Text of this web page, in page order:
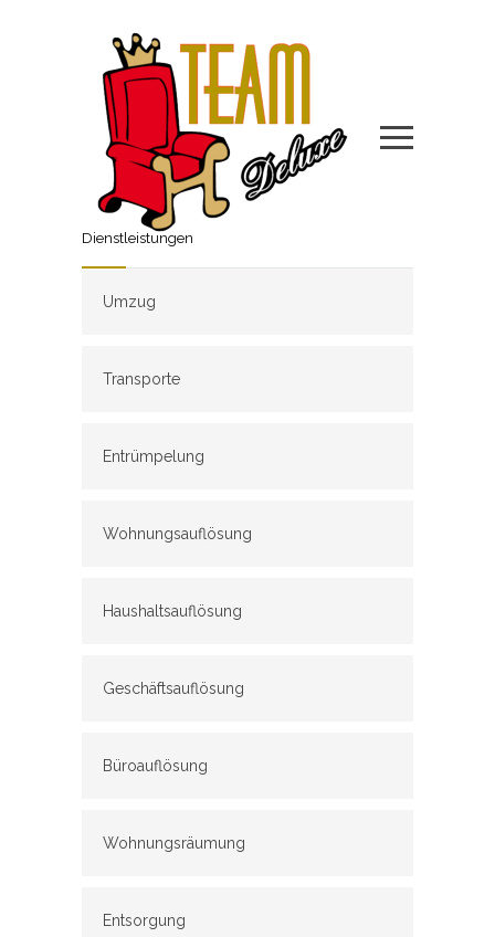
Dienstleistungen
Umzug
Transporte
Entrümpelung
Wohnungsauflösung
Haushaltsauflösung
Geschäftsauflösung
Büroauflösung
Wohnungsräumung
Entsorgung